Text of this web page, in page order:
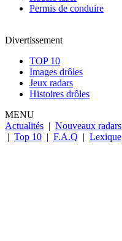
Permis de conduire
Divertissement
TOP 10
Images drôles
Jeux radars
Histoires drôles
MENU
Actualités | Nouveaux radars
| Top 10 | F.A.Q | Lexique